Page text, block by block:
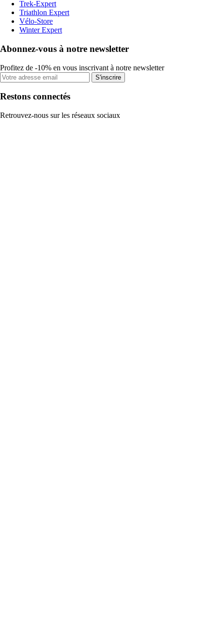
Trek-Expert
Triathlon Expert
Vélo-Store
Winter Expert
Abonnez-vous à notre newsletter
Profitez de -10% en vous inscrivant à notre newsletter
S'inscrire
Restons connectés
Retrouvez-nous sur les réseaux sociaux